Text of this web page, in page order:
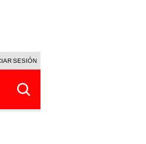
BELLA LUZ
SESIÓN